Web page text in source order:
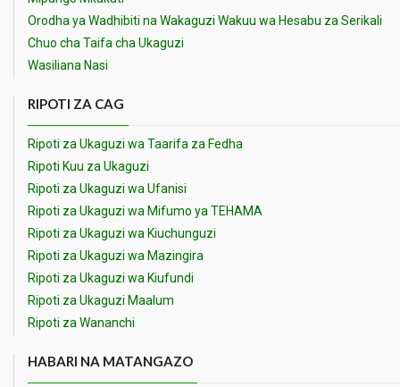
Orodha ya Wadhibiti na Wakaguzi Wakuu wa Hesabu za Serikali
Chuo cha Taifa cha Ukaguzi
Wasiliana Nasi
RIPOTI ZA CAG
Ripoti za Ukaguzi wa Taarifa za Fedha
Ripoti Kuu za Ukaguzi
Ripoti za Ukaguzi wa Ufanisi
Ripoti za Ukaguzi wa Mifumo ya TEHAMA
Ripoti za Ukaguzi wa Kiuchunguzi
Ripoti za Ukaguzi wa Mazingira
Ripoti za Ukaguzi wa Kiufundi
Ripoti za Ukaguzi Maalum
Ripoti za Wananchi
HABARI NA MATANGAZO